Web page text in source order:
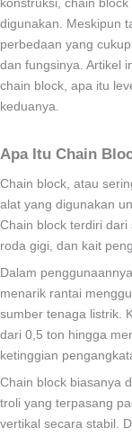
digunakan. Meskipun
perbedaan yang
dan fungsinya. Artikel
chain block, apa itu
keduanya.
Apa Itu Chain
Chain block, atau
alat yang digunakan
Chain block terdiri dari
roda gigi, dan kait
Dalam
menarik rantai
sumber tenaga listrik.
dari 0,5 ton hingga
ketinggian
Chain block biasanya
troli yang terpasang
vertikal secara stabil.